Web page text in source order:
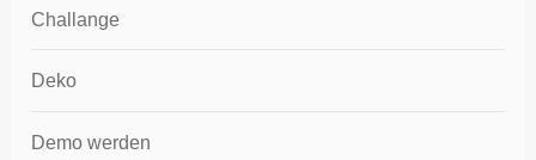
Challange
Deko
Demo werden